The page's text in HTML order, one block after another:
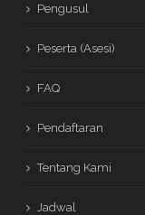
Pengusul
Peserta (Asesi)
FAQ
Pendaftaran
Tentang Kami
Jadwal